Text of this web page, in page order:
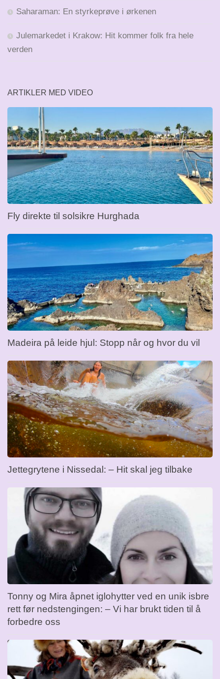
Saharaman: En styrkeprøve i ørkenen
Julemarkedet i Krakow: Hit kommer folk fra hele
verden
ARTIKLER MED VIDEO
Fly direkte til solsikre Hurghada
Madeira på leide hjul: Stopp når og hvor du vil
Jettegrytene i Nissedal: – Hit skal jeg tilbake
Tonny og Mira åpnet iglohytter ved en unik isbre
rett før nedstengingen: – Vi har brukt tiden til å
forbedre oss